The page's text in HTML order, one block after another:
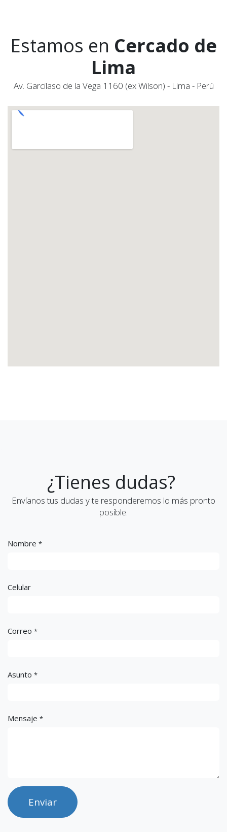
Estamos en Cercado de
Lima
Av. Garcilaso de la Vega 1160 (ex Wilson) - Lima - Perú
¿Tienes dudas?
Envíanos tus dudas y te responderemos lo más pronto
posible.
Nombre *
Celular
Correo *
Asunto *
Mensaje *
Enviar